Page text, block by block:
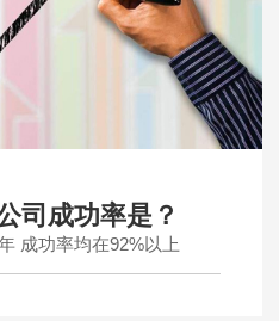
司成功率是？
成功率均在92%以上